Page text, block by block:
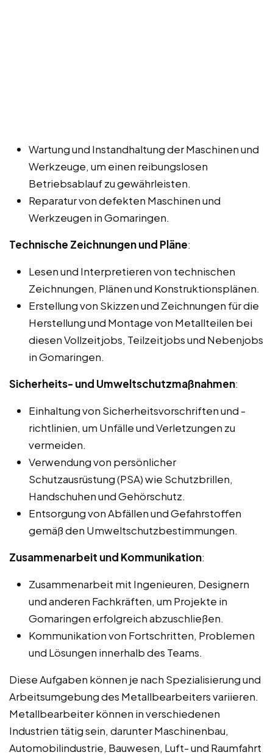
Wartung und Instandhaltung der Maschinen und
Werkzeuge, um einen reibungslosen
Betriebsablauf zu gewährleisten.
Reparatur von defekten Maschinen und
Werkzeugen in Gomaringen.
Technische Zeichnungen und Pläne:
Lesen und Interpretieren von technischen
Zeichnungen, Plänen und Konstruktionsplänen.
Erstellung von Skizzen und Zeichnungen für die
Herstellung und Montage von Metallteilen bei
diesen Vollzeitjobs, Teilzeitjobs und Nebenjobs
in Gomaringen.
Sicherheits- und Umweltschutzmaßnahmen:
Einhaltung von Sicherheitsvorschriften und -
richtlinien, um Unfälle und Verletzungen zu
vermeiden.
Verwendung von persönlicher
Schutzausrüstung (PSA) wie Schutzbrillen,
Handschuhen und Gehörschutz.
Entsorgung von Abfällen und Gefahrstoffen
gemäß den Umweltschutzbestimmungen.
Zusammenarbeit und Kommunikation:
Zusammenarbeit mit Ingenieuren, Designern
und anderen Fachkräften, um Projekte in
Gomaringen erfolgreich abzuschließen.
Kommunikation von Fortschritten, Problemen
und Lösungen innerhalb des Teams.
Diese Aufgaben können je nach Spezialisierung und
Arbeitsumgebung des Metallbearbeiters variieren.
Metallbearbeiter können in verschiedenen
Industrien tätig sein, darunter Maschinenbau,
Automobilindustrie, Bauwesen, Luft- und Raumfahrt